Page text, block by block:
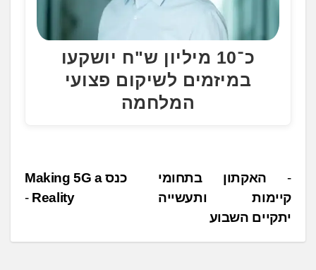
כ־10 מיליון ש"ח יושקעו
במיזמים לשיקום פצועי
המלחמה
נ
י
ו
כנס Making 5G a
Reality
האקתון בתחומי
קיימות ותעשייה
יתקיים השבוע